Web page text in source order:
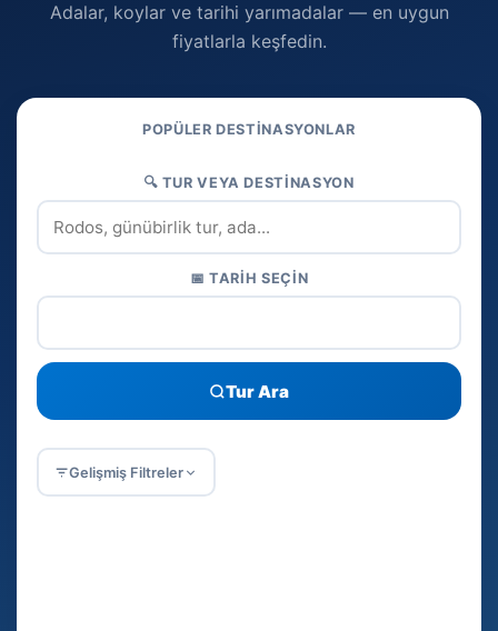
Adalar, koylar ve tarihi yarımadalar — en uygun
fiyatlarla keşfedin.
POPÜLER DESTINASYONLAR
🔍 TUR VEYA DESTINASYON
📅 TARIH SEÇIN
Tur Ara
Gelişmiş Filtreler